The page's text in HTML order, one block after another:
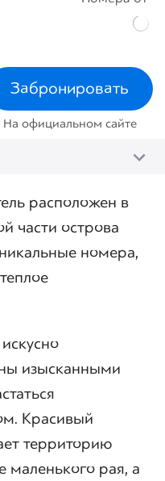
Забронировать
На официальном сайте
расположен в
части острова
номера,
изысканными
Красивый
территорию
маленького рая, а